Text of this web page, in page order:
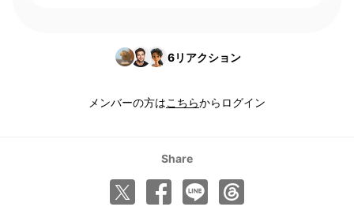
6リアクション
メンバーの方はこちらからログイン
Share